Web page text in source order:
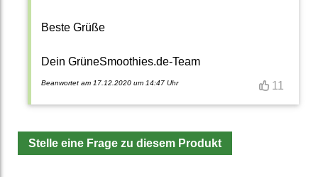
Beste Grüße
Dein GrüneSmoothies.de-Team
Beanwortet am 17.12.2020 um 14:47 Uhr 11
Stelle eine Frage zu diesem Produkt